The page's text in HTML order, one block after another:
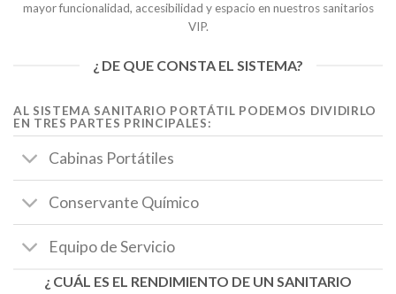
mayor funcionalidad, accesibilidad y espacio en nuestros sanitarios
VIP.
¿ DE QUE CONSTA EL SISTEMA?
AL SISTEMA SANITARIO PORTÁTIL PODEMOS DIVIDIRLO
EN TRES PARTES PRINCIPALES:
Cabinas Portátiles
Conservante Químico
Equipo de Servicio
¿ CUÁL ES EL RENDIMIENTO DE UN SANITARIO